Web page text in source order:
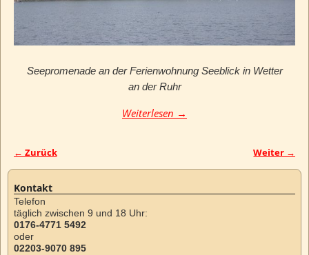
Seepromenade an der Ferienwohnung Seeblick in Wetter
an der Ruhr
Weiterlesen →
← Zurück Weiter →
Kontakt
Telefon
täglich zwischen 9 und 18 Uhr:
0176-4771 5492
oder
02203-9070 895